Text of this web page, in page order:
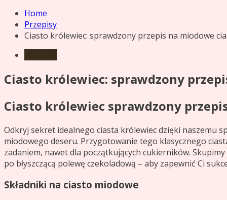
Home
Przepisy
Ciasto królewiec: sprawdzony przepis na miodowe
Ciasto królewiec: sprawdzony
Ciasto królewiec sprawdzony
Odkryj sekret idealnego ciasta królewiec dzięki
miodowego deseru. Przygotowanie tego klasycznego
zadaniem, nawet dla początkujących cukierników.
po błyszczącą polewę czekoladową – aby zapewnić Ci
Składniki na ciasto miodowe